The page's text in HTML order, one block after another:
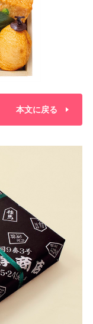
本文に戻る